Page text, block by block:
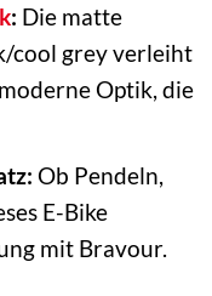
: Die matte
cool grey verleiht
Optik, die
Ob Pendeln,
E-Bike
mit Bravour.